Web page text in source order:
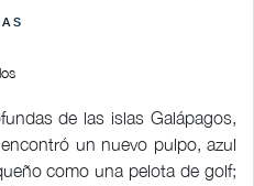
de las islas Galápagos,
un nuevo pulpo, azul
como una pelota de golf;